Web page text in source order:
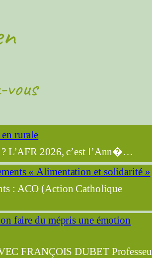
rurale
? L’AFR 2026, c’est l’Ann�…
« Alimentation et solidarité »
: ACO (Action Catholique
faire du mépris une émotion
FRANÇOIS DUBET